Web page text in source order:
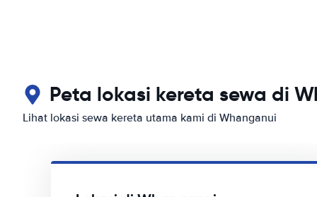
Peta lokasi kereta sewa di
Lihat lokasi sewa kereta utama kami di Whanganui